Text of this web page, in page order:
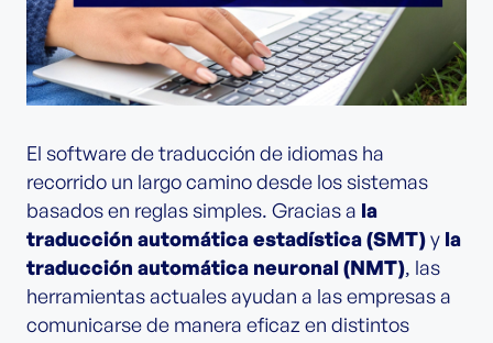
El software de traducción de idiomas ha
recorrido un largo camino desde los sistemas
basados en reglas simples. Gracias a la
traducción automática estadística (SMT)y la
traducción automática neuronal (NMT), las
herramientas actuales ayudan a las empresas a
comunicarse de manera eficaz en distintos